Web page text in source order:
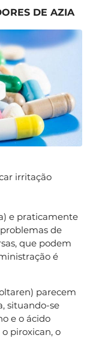
DE AZIA
irritação
e praticamente
de
que podem
é
parecem
situando-se
e o ácido
piroxican, o